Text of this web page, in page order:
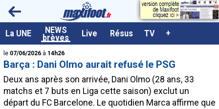
La UNE NEWS
brèves Live Résus TV +
<
le 07/06/2026 à 14h26
Barça : Dani Olmo aurait refusé le PSG
Deux ans après son arrivée, Dani Olmo (28 ans, 33
matchs et 7 buts en Liga cette saison) exclut un
départ du FC Barcelone. Le quotidien Marca affirme que
A la UNE
Dernières brèves
Live / Matchs en direct
Résultats et Classements
Class. buteurs européens